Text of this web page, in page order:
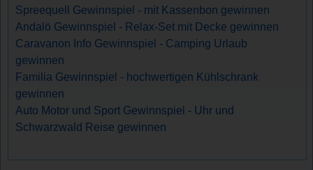
Spreequell Gewinnspiel - mit Kassenbon gewinnen
Andalö Gewinnspiel - Relax-Set mit Decke gewinnen
Caravanon Info Gewinnspiel - Camping Urlaub
gewinnen
Familia Gewinnspiel - hochwertigen Kühlschrank
gewinnen
Auto Motor und Sport Gewinnspiel - Uhr und
Schwarzwald Reise gewinnen